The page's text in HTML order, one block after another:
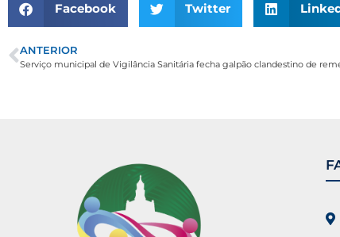
Facebook Twitter
ANTERIOR
Serviço municipal de Vigilância Sanitária fecha galpão clandestino de